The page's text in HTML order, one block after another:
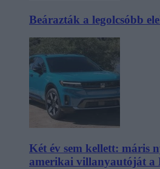
Beárazták a legolcsóbb
Két év sem kellett: máris
amerikai villanyautóját a